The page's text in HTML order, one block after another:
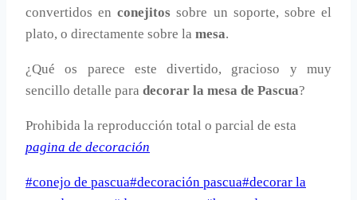
convertidos enconejitos sobre un soporte, sobre el
plato, o directamente sobre la mesa.
¿Qué os parece este divertido, gracioso y muy
sencillo detalle para decorar la mesa de Pascua?
Prohibida la reproducción total o parcial de esta
pagina de decoración
Etiquetas
#conejo de pascua#decoración pascua#decorar la